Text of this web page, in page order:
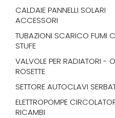
CALDAIE PANNELLI SOLARI
ACCESSORI
TUBAZIONI SCARICO FUMI
STUFE
VALVOLE PER RADIATORI -
ROSETTE
SETTORE AUTOCLAVI
ELETTROPOMPE
RICAMBI